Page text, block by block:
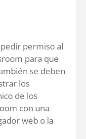
permiso al
para que
se deben
los
de los
con una
web o la